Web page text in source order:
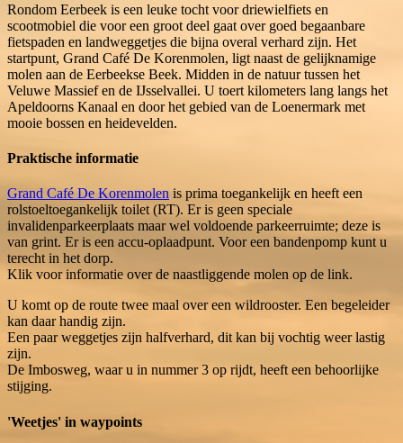
Rondom Eerbeek is een leuke tocht voor driewielfiets en
scootmobiel die voor een groot deel gaat over goed begaanbare
fietspaden en landweggetjes die bijna overal verhard zijn. Het
startpunt, Grand Café De Korenmolen, ligt naast de gelijknamige
molen aan de Eerbeekse Beek. Midden in de natuur tussen het
Veluwe Massief en de IJsselvallei. U toert kilometers lang langs het
Apeldoorns Kanaal en door het gebied van de Loenermark met
mooie bossen en heidevelden.
Praktische informatie
Grand Café De Korenmolen is prima toegankelijk en heeft een
rolstoeltoegankelijk toilet (RT). Er is geen speciale
invalidenparkeerplaats maar wel voldoende parkeerruimte; deze is
van grint. Er is een accu-oplaadpunt. Voor een bandenpomp kunt u
terecht in het dorp.
Klik voor informatie over de naastliggende molen op de link.
U komt op de route twee maal over een wildrooster. Een begeleider
kan daar handig zijn.
Een paar weggetjes zijn halfverhard, dit kan bij vochtig weer lastig
zijn.
De Imbosweg, waar u in nummer 3 op rijdt, heeft een behoorlijke
stijging.
'Weetjes' in waypoints